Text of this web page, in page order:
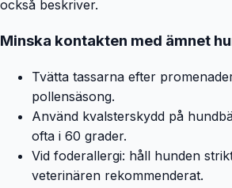
också beskriver.
Minska kontakten med ämnet
Tvätta tassarna efter
pollensäsong.
Använd kvalsterskydd på
ofta i 60 grader.
Vid foderallergi: håll hunden
veterinären rekommenderat.